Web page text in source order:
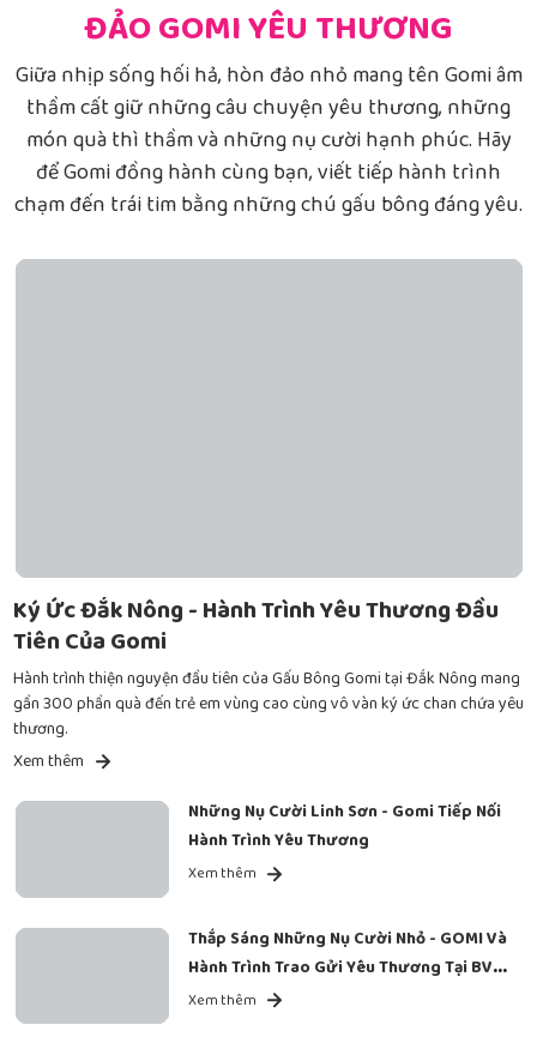
ĐẢO GOMI YÊU THƯƠNG
Giữa nhịp sống hối hả, hòn đảo nhỏ mang tên Gomi âm
thầm cất giữ những câu chuyện yêu thương, những
món quà thì thầm và những nụ cười hạnh phúc. Hãy
để Gomi đồng hành cùng bạn, viết tiếp hành trình
chạm đến trái tim bằng những chú gấu bông đáng yêu.
Ký Ức Đắk Nông - Hành Trình Yêu Thương Đầu
Tiên Của Gomi
Hành trình thiện nguyện đầu tiên của Gấu Bông Gomi tại Đắk Nông mang
gần 300 phần quà đến trẻ em vùng cao cùng vô vàn ký ức chan chứa yêu
thương.
Xem thêm
Những Nụ Cười Linh Sơn - Gomi Tiếp Nối
Hành Trình Yêu Thương
Xem thêm
Thắp Sáng Những Nụ Cười Nhỏ - GOMI Và
Hành Trình Trao Gửi Yêu Thương Tại BV
Ung Bướu
Xem thêm